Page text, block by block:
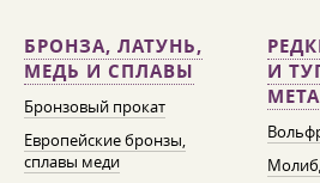
БРОНЗА, ЛАТУНЬ,
МЕДЬ И СПЛАВЫ
Бронзовый прокат
Европейские бронзы,
сплавы меди
И